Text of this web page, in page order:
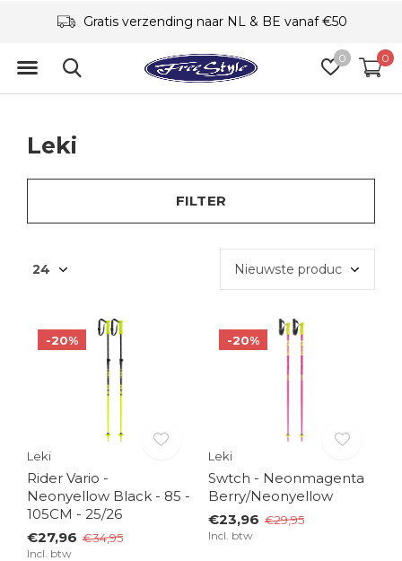
0 0
Gratis verzending naar NL & BE vanaf €50
Leki
FILTER
-20%
Leki
Rider Vario -
Neonyellow Black - 85 -
105CM - 25/26
€27,96 €34,95
Incl. btw
-20%
Leki
Swtch - Neonmagenta
Berry/Neonyellow
€23,96 €29,95
Incl. btw